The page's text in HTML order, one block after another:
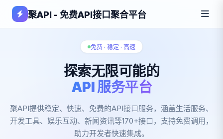
聚API - 免费API接口聚合平台
免费 · 稳定 · 高速
探索无限可能的
API 服务平台
聚API提供稳定、快速、免费的API接口服务，涵盖生活服务、
开发工具、娱乐互动、新闻资讯等170+接口，支持免费调用，
助力开发者快速集成。